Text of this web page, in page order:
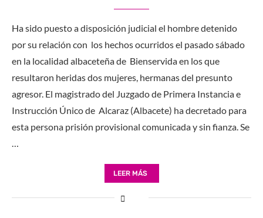
Ha sido puesto a disposición judicial el hombre detenido
por su relación con los hechos ocurridos el pasado sábado
en la localidad albaceteña de Bienservida en los que
resultaron heridas dos mujeres, hermanas del presunto
agresor. El magistrado del Juzgado de Primera Instancia e
Instrucción Único de Alcaraz (Albacete) ha decretado para
esta persona prisión provisional comunicada y sin fianza. Se
LEER MÁS